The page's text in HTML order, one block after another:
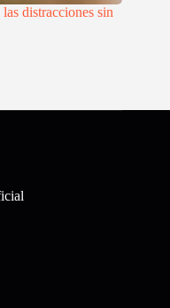
distracciones sin